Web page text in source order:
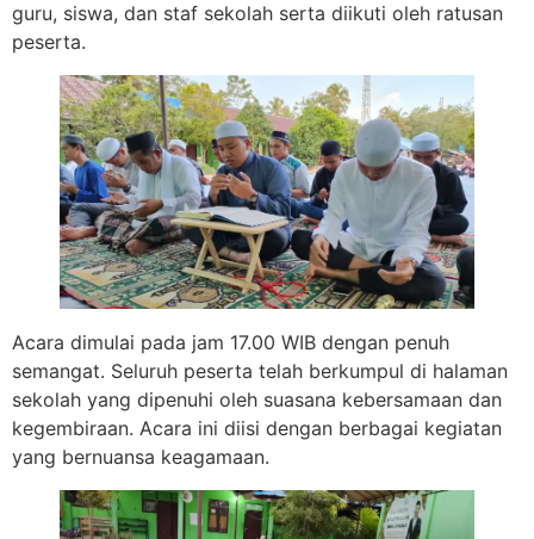
guru, siswa, dan staf sekolah serta diikuti oleh ratusan
peserta.
Acara dimulai pada jam 17.00 WIB dengan penuh
semangat. Seluruh peserta telah berkumpul di halaman
sekolah yang dipenuhi oleh suasana kebersamaan dan
kegembiraan. Acara ini diisi dengan berbagai kegiatan
yang bernuansa keagamaan.